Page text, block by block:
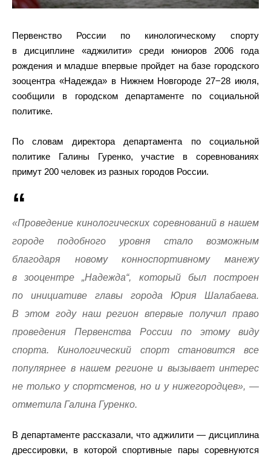
Первенство России по кинологическому спорту
в дисциплине «аджилити» среди юниоров 2006 года
рождения и младше впервые пройдет на базе городского
зооцентра «Надежда» в Нижнем Новгороде 27−28 июля,
сообщили в городском департаменте по социальной
политике.
По словам директора департамента по социальной
политике Галины Гуренко, участие в соревнованиях
примут 200 человек из разных городов России.
«Проведение кинологических соревнований в нашем
городе подобного уровня стало возможным
благодаря новому конноспортивному манежу
в зооцентре „Надежда“, который был построен
по инициативе главы города Юрия Шалабаева.
В этом году наш регион впервые получил право
проведения Первенства России по этому виду
спорта. Кинологический спорт становится все
популярнее в нашем регионе и вызывает интерес
не только у спортсменов, но и у нижегородцев», —
отметила Галина Гуренко.
В департаменте рассказали, что аджилити — дисциплина
дрессировки, в которой спортивные пары соревнуются